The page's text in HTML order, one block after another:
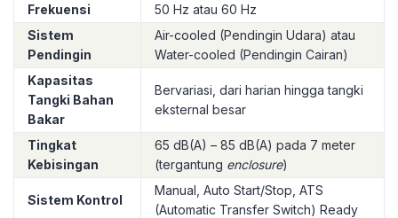
Frekuensi
50 Hz atau 60 Hz
Sistem
Pendingin
Air-cooled (Pendingin Udara) atau
Water-cooled (Pendingin Cairan)
Kapasitas
Tangki Bahan
Bakar
Bervariasi, dari harian hingga tangki
eksternal besar
Tingkat
Kebisingan
65 dB(A) – 85 dB(A) pada 7 meter
(tergantung enclosure)
Sistem Kontrol
Manual, Auto Start/Stop, ATS
(Automatic Transfer Switch) Ready